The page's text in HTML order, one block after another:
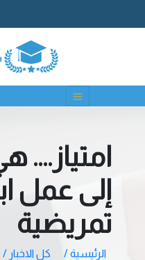
إلى عمل
تمريضية
الرئيسية /
كل الاخبار /